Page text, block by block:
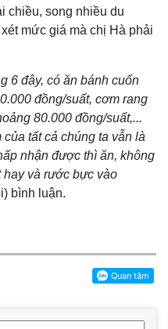
chiều, song nhiều du
mức giá mà chị Hà phải
6 đây, có ăn bánh cuốn
đồng/suất, cơm rang
80.000 đồng/suất,...
tất cả chúng ta vẫn là
nhận được thì ăn, không
hay và rước bực vào
bình luận.